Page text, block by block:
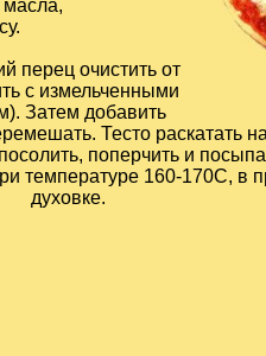
масла,
перец очистить от
с измельченными
Затем добавить
Тесто раскатать
поперчить и
температуре 160-170С, в
духовке.